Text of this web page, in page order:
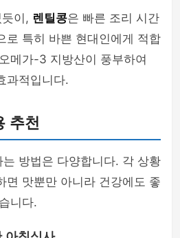
이, 렌틸콩은 빠른 조리 시간
로 특히 바쁜 현대인에게 적합
메가-3 지방산이 풍부하여
과적입니다.
추천
방법은 다양합니다. 각 상황
면 맛뿐만 아니라 건강에도 좋
니다.